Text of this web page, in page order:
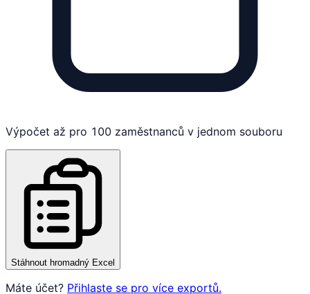
Výpočet až pro 100 zaměstnanců v jednom souboru
Stáhnout hromadný Excel
Máte účet? Přihlaste se pro více exportů.